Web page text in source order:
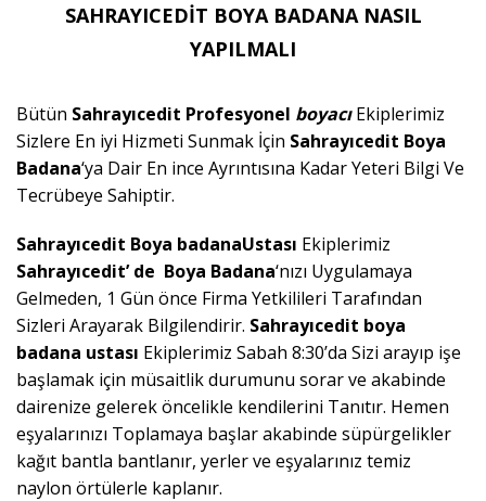
SAHRAYICEDİT BOYA BADANA NASIL
YAPILMALI
Bütün Sahrayıcedit Profesyonel boyacı Ekiplerimiz
Sizlere En iyi Hizmeti Sunmak İçin Sahrayıcedit Boya
Badana‘ya Dair En ince Ayrıntısına Kadar Yeteri Bilgi Ve
Tecrübeye Sahiptir.
Sahrayıcedit Boya badanaUstası Ekiplerimiz
Sahrayıcedit’de Boya Badana‘nızı Uygulamaya
Gelmeden, 1 Gün önce Firma Yetkilileri Tarafından
Sizleri Arayarak Bilgilendirir. Sahrayıcedit boya
badana ustası Ekiplerimiz Sabah 8:30’da Sizi arayıp işe
başlamak için müsaitlik durumunu sorar ve akabinde
dairenize gelerek öncelikle kendilerini Tanıtır. Hemen
eşyalarınızı Toplamaya başlar akabinde süpürgelikler
kağıt bantla bantlanır, yerler ve eşyalarınız temiz
naylon örtülerle kaplanır.